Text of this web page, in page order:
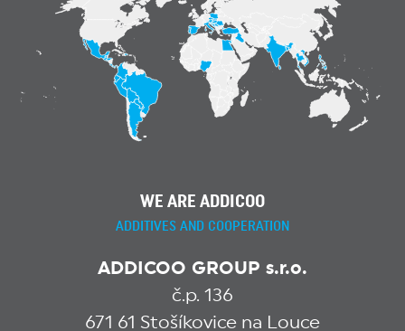
WE ARE ADDICOO
ADDITIVES AND COOPERATION
ADDICOO GROUP s.r.o.
č.p. 136
671 61 Stošíkovice na Louce